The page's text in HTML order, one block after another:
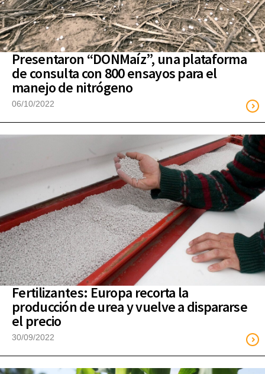
Presentaron “DONMaíz”, una plataforma
de consulta con 800 ensayos para el
manejo de nitrógeno
06/10/2022
Fertilizantes: Europa recorta la
producción de urea y vuelve a dispararse
el precio
30/09/2022